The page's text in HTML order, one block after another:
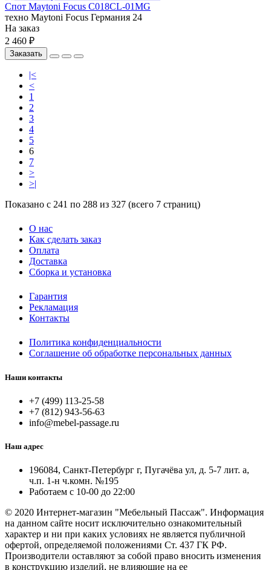
Спот Maytoni Focus C018CL-01MG
техно Maytoni Focus Германия 24
На заказ
2 460 ₽
Заказать
|<
<
1
2
3
4
5
6
7
>
>|
Показано с 241 по 288 из 327 (всего 7 страниц)
О нас
Как сделать заказ
Оплата
Доставка
Сборка и установка
Гарантия
Рекламация
Контакты
Политика конфиденциальности
Соглашение об обработке персональных данных
Наши контакты
+7 (499) 113-25-58
+7 (812) 943-56-63
info@mebel-passage.ru
Наш адрес
196084, Санкт-Петербург г, Пугачёва ул, д. 5-7 лит. а,
ч.п. 1-н ч.комн. №195
Работаем с 10-00 до 22:00
© 2020 Интернет-магазин "Мебельный Пассаж". Информация
на данном сайте носит исключительно ознакомительный
характер и ни при каких условиях не является публичной
офертой, определяемой положениями Ст. 437 ГК РФ.
Производители оставляют за собой право вносить изменения
в конструкцию изделий, не влияющие на ее